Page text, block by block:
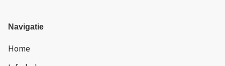
Navigatie
Home